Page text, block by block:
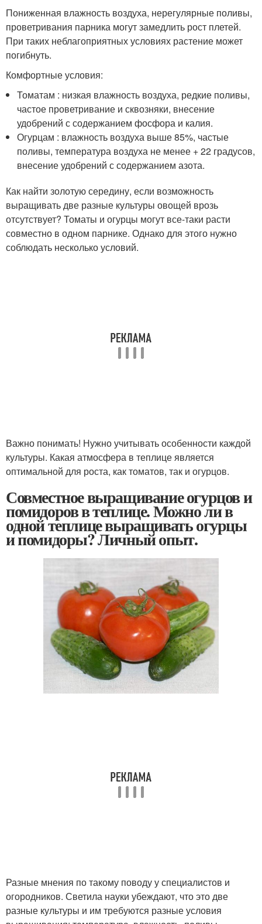
Пониженная влажность воздуха, нерегулярные поливы,
проветривания парника могут замедлить рост плетей.
При таких неблагоприятных условиях растение может
погибнуть.
Комфортные условия:
Томатам : низкая влажность воздуха, редкие поливы,
частое проветривание и сквозняки, внесение
удобрений с содержанием фосфора и калия.
Огурцам : влажность воздуха выше 85%, частые
поливы, температура воздуха не менее + 22 градусов,
внесение удобрений с содержанием азота.
Как найти золотую середину, если возможность
выращивать две разные культуры овощей врозь
отсутствует? Томаты и огурцы могут все-таки расти
совместно в одном парнике. Однако для этого нужно
соблюдать несколько условий.
Важно понимать! Нужно учитывать особенности каждой
культуры. Какая атмосфера в теплице является
оптимальной для роста, как томатов, так и огурцов.
Совместное выращивание огурцов и
помидоров в теплице. Можно ли в
одной теплице выращивать огурцы
и помидоры? Личный опыт.
Разные мнения по такому поводу у специалистов и
огородников. Светила науки убеждают, что это две
разные культуры и им требуются разные условия